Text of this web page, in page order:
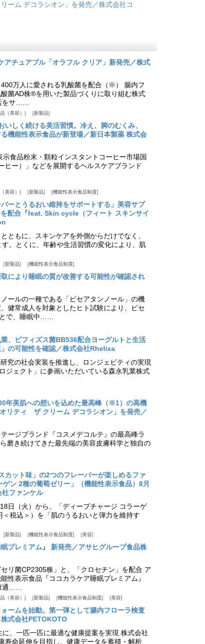
ーム デコラシオン」を発売／株式会社コ
アチュアブル「オラフル クリア」新発売／株式
万人に愛される乳酸菌を配合（※） 腸内フ
菌AD株®を用いた製品づくりに取り組む株式
をサ……
（美容） 新製品
しく続ける美活習慣。冷え、脚のむくみ、
機能性表示食品が新登場／新日本製薬 株式会
食品粉末・顆粒インスタントコーヒー市場国
ー）」などを展開するヘルスケアブランド
美容） 新製品 機能性表示食品制度
ーとうるおい維持をサポートする」美容サプ
配合『feat. Skin cycle（フィート スキンサイ
ともに、スキンケアを外側からだけでなく、
。とくに、年齢や生活習慣の変化により、肌
新製品 機能性表示食品制度
により睡眠の質が改善する可能性が確認され
ールの一種である「ピセアタンノール」の機
健常成人を対象としたヒト試験により、ピセ
で、睡眠中……
業、ビフィズス菌BB536配合ヨーグルトと生活
の可能性を確認／株式会社Rhelixa
究の社会実装を推進し、ロンジェビティの実現
ジェクト」に参画いただいている森永乳業株式
年美肌への想いを込めた最高峰（※1）の高機
リティ ザ クリーム デコラシオン」を発売／
ージブランド『コスメデコルテ』の最高峰ラ
磨き続けてきた最先端の美容皮膚科学と独自の
カット味」の2つのフレーバーが楽しめるファ
ン 2種の葡萄ゼリー」（機能性表示食品）8月
ファンケル
日（火）から、「ディープチャージ コラーゲ
税込＞）を「肌のうるおいと弾力を維持す
新製品 機能性表示食品制度 美容
プレミアム』 新発売／アサヒグループ食品株
リ菌CP2305株」と、「クロセチン」を配合 ア
性表示食品『ココカラケア睡眠プレミアム』
通……
（美容） 新製品 機能性表示食品制度 美容
ームを始動。第一弾として腸内フローラ検査
式会社PETOKOTO
、一匹一匹に最適な健康提案を実現 株式会社
寿命延伸を目指し、健康データを蓄積・解析